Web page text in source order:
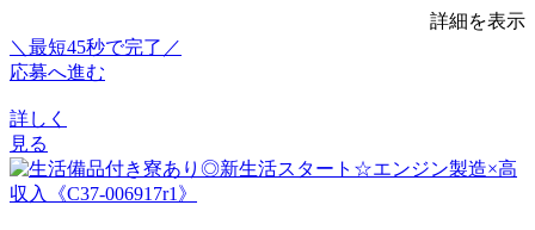
詳細を表示
＼最短45秒で完了／
応募へ進む
詳しく
見る